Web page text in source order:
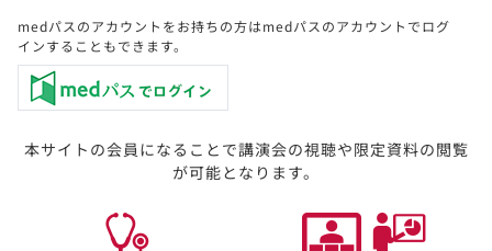
medパスのアカウントをお持ちの方はmedパスのアカウントでログ
インすることもできます。
本サイトの会員になることで講演会の視聴や限定資料の閲覧
が可能となります。